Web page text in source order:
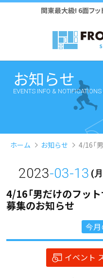
関東最大級! 6面フッ
お知らせ
EVENTS INFO & NOTIFICATIONS
ホーム お知らせ 4/16「
2023-03-13 (
4/16「男だけのフッ
募集のお知らせ
今
イベント